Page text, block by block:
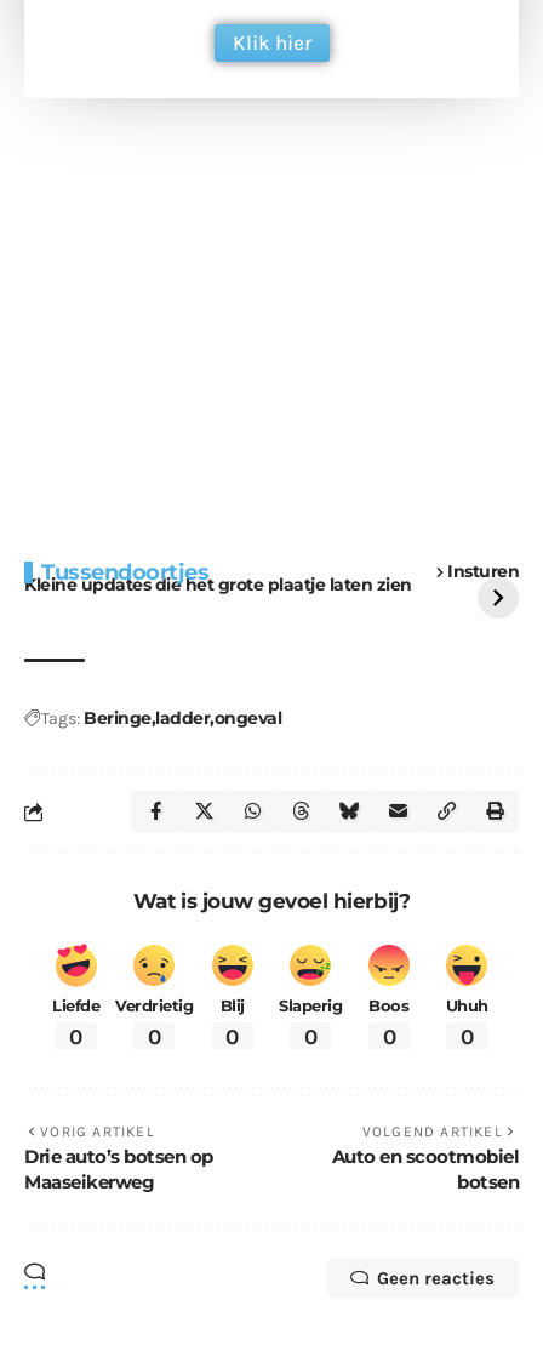
Klik hier
Tussendoortjes Insturen
Kleine updates die het grote plaatje laten zien
voor kabouters
uitdaging
Tags: Beringeladderongeval
Wat is jouw gevoel hierbij?
Liefde
0
Verdrietig
0
Blij
0
Slaperig
0
Boos
0
Uhuh
0
VORIG ARTIKEL
Drie auto’s botsen op
Maaseikerweg
VOLGEND ARTIKEL
Auto en scootmobiel
botsen
Geen reacties